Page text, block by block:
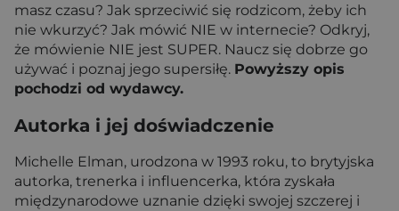
masz czasu? Jak sprzeciwić się rodzicom, żeby ich
nie wkurzyć? Jak mówić NIE w internecie? Odkryj,
że mówienie NIE jest SUPER. Naucz się dobrze go
używać i poznaj jego supersiłę. Powyższy opis
pochodzi od wydawcy.
Autorka i jej doświadczenie
Michelle Elman, urodzona w 1993 roku, to brytyjska
autorka, trenerka i influencerka, która zyskała
międzynarodowe uznanie dzięki swojej szczerej i